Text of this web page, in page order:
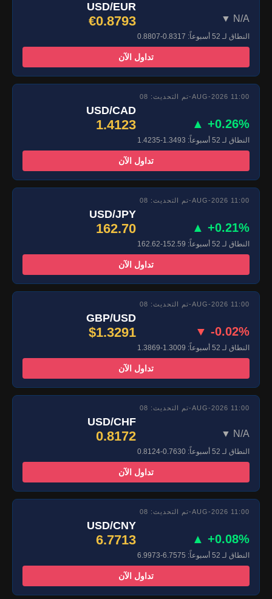
USD/EUR
€0.8793 ▼ N/A
النطاق لـ 52 أسبوعاً: 0.8317-0.8807
تداول الآن
تم التحديث: 08-AUG-2026 11:00
USD/CAD
1.4123 ▲ +0.26%
النطاق لـ 52 أسبوعاً: 1.3493-1.4235
تداول الآن
تم التحديث: 08-AUG-2026 11:00
USD/JPY
162.70 ▲ +0.21%
النطاق لـ 52 أسبوعاً: 152.59-162.62
تداول الآن
تم التحديث: 08-AUG-2026 11:00
GBP/USD
$1.3291 ▼ -0.02%
النطاق لـ 52 أسبوعاً: 1.3009-1.3869
تداول الآن
تم التحديث: 08-AUG-2026 11:00
USD/CHF
0.8172 ▼ N/A
النطاق لـ 52 أسبوعاً: 0.7630-0.8124
تداول الآن
تم التحديث: 08-AUG-2026 11:00
USD/CNY
6.7713 ▲ +0.08%
النطاق لـ 52 أسبوعاً: 6.7575-6.9973
تداول الآن